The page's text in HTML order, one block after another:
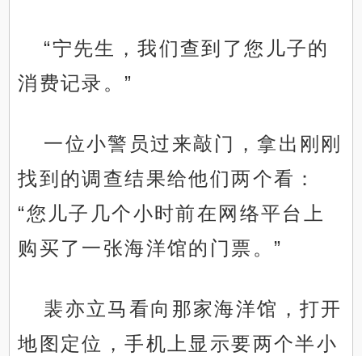
“宁先生，我们查到了您儿子的
消费记录。”
一位小警员过来敲门，拿出刚刚
找到的调查结果给他们两个看：
“您儿子几个小时前在网络平台上
购买了一张海洋馆的门票。”
裴亦立马看向那家海洋馆，打开
地图定位，手机上显示要两个半小